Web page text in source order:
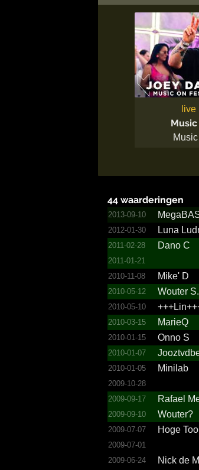
44 waarderingen
2013-09-10
2012-01-30 Luna
2011-02-28 Dano C
2011-01-21
2010-11-08 Mike' D
2010-05-12 Wouter S.
2010-05-10
2010-03-15 MarieQ
2010-01-15 Onno S
2010-01-07
2010-01-05 Minilab
2009-10-28
2009-09-17 Rafael
2009-09-10 Wouter?
2009-07-07 Hoge
2009-07-01
2009-06-24 Nick de